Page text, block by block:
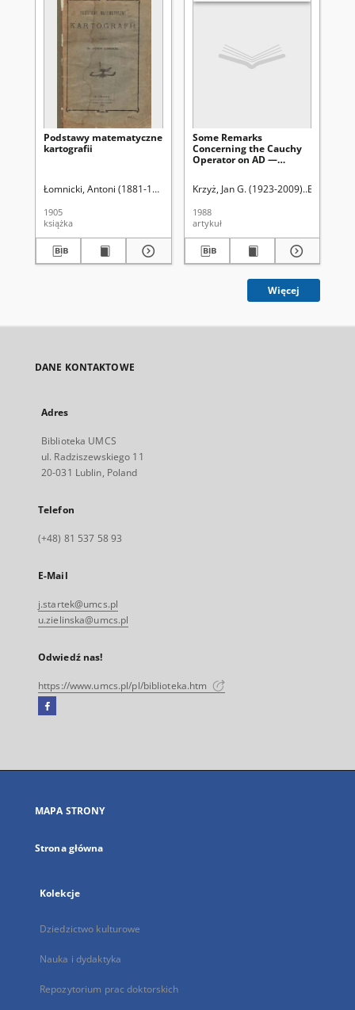
Podstawy matematyczne
kartografii
Łomnicki, Antoni (1881-1941)
1905
książka
Some Remarks
Concerning the Cauchy
Operator on AD —
Krzyż, Jan G. (1923-2009) Bielecki,
1988
artykuł
Więcej
DANE KONTAKTOWE
Adres
Biblioteka UMCS
ul. Radziszewskiego 11
20-031 Lublin, Poland
Telefon
(+48) 81 537 58 93
E-Mail
j.startek@umcs.pl
u.zielinska@umcs.pl
Odwiedź nas!
https://www.umcs.pl/pl/biblioteka.htm
Facebook
się
karcie
MAPA STRONY
Strona główna
Kolekcje
Dziedzictwo kulturowe
Nauka i dydaktyka
Repozytorium prac doktorskich